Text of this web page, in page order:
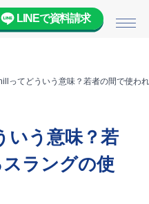
メ
LINEで資料請求
ってどういう意味？若者の間で使わ
いう意味？若
ラングの使